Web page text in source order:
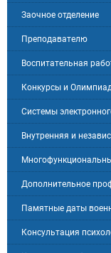
Заочное отделение
Преподавателю
Воспитательная
Конкурсы и
Системы
Внутренняя и
Дополнительное
Памятные даты
Консультация